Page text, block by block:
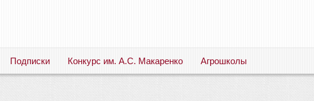
Подписки Конкурс им. А.С. Макаренко Агрошколы